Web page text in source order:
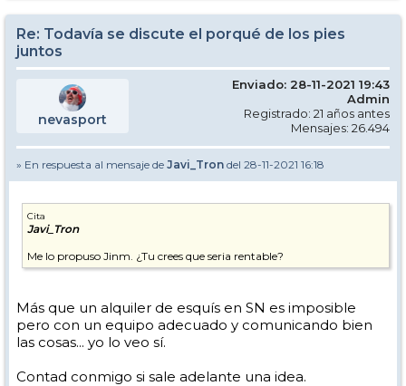
Re: Todavía se discute el porqué de los pies
juntos
nevasport
Enviado: 28-11-2021 19:43
Admin
Registrado: 21 años antes
Mensajes: 26.494
» En respuesta al mensaje de Javi_Tron del 28-11-2021 16:18
Cita
Javi_Tron
Me lo propuso Jinm. ¿Tu crees que seria rentable?
Más que un alquiler de esquís en SN es imposible
pero con un equipo adecuado y comunicando bien
las cosas... yo lo veo sí.
Contad conmigo si sale adelante una idea.